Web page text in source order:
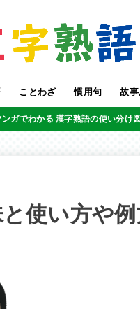
ことわざ 慣用句 故
ンガでわかる 漢字熟語の使い分け
使い方や